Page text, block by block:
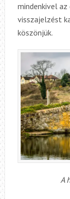
mindenkivel
visszajelzést
köszönjük.
A